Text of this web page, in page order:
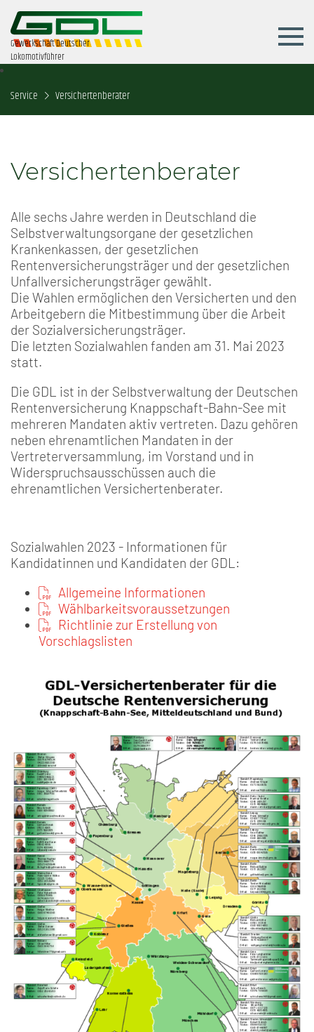
Gewerkschaft Deutscher
Lokomotivführer
Service Versichertenberater
Versichertenberater
Alle sechs Jahre werden in Deutschland die
Selbstverwaltungsorgane der gesetzlichen
Krankenkassen, der gesetzlichen
Rentenversicherungsträger und der gesetzlichen
Unfallversicherungsträger gewählt.
Die Wahlen ermöglichen den Versicherten und den
Arbeitgebern die Mitbestimmung über die Arbeit
der Sozialversicherungsträger.
Die letzten Sozialwahlen fanden am 31. Mai 2023
statt.
Die GDL ist in der Selbstverwaltung der Deutschen
Rentenversicherung Knappschaft-Bahn-See mit
mehreren Mandaten aktiv vertreten. Dazu gehören
neben ehrenamtlichen Mandaten in der
Vertreterversammlung, im Vorstand und in
Widerspruchsausschüssen auch die
ehrenamtlichen Versichertenberater.
Sozialwahlen 2023 - Informationen für
Kandidatinnen und Kandidaten der GDL:
Allgemeine Informationen
Wählbarkeitsvoraussetzungen
Richtlinie zur Erstellung von
Vorschlagslisten